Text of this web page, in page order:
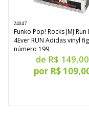
24047
Funko Pop! Rocks JMJ Run
4Ever RUN Adidas vinyl
número 199
de R$ 149,00
por R$